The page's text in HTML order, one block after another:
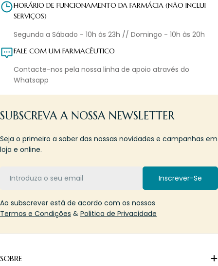
HORÁRIO DE FUNCIONAMENTO DA FARMÁCIA (NÃO INCLUI
SERVIÇOS)
Segunda a Sábado - 10h às 23h // Domingo - 10h às 20h
FALE COM UM FARMACÊUTICO
Contacte-nos pela nossa linha de apoio através do
Whatsapp
SUBSCREVA A NOSSA NEWSLETTER
Seja o primeiro a saber das nossas novidades e campanhas em
loja e online.
Inscrever-Se
Ao subscrever está de acordo com os nossos
Termos e Condições & Politica de Privacidade
SOBRE